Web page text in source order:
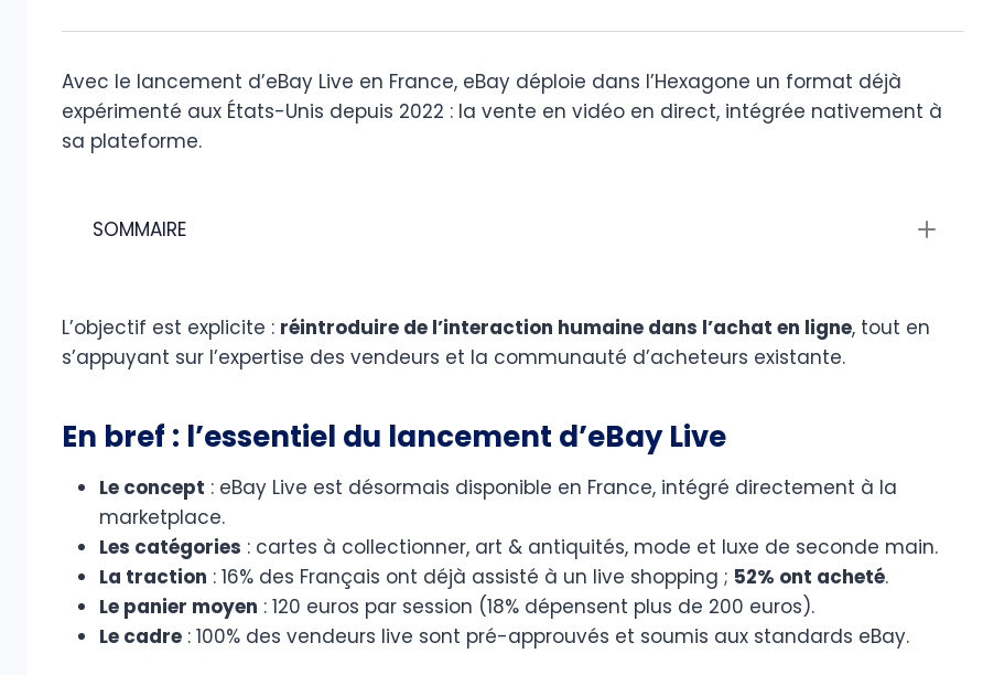
Avec le lancement d’eBay Live en France, eBay déploie dans l’Hexagone un format déjà
expérimenté aux États-Unis depuis 2022 : la vente en vidéo en direct, intégrée nativement à
sa plateforme.
SOMMAIRE
L’objectif est explicite : réintroduire de l’interaction humaine dans l’achat en ligne, tout en
s’appuyant sur l’expertise des vendeurs et la communauté d’acheteurs existante.
En bref : l’essentiel du lancement d’eBay Live
Le concept : eBay Live est désormais disponible en France, intégré directement à la
marketplace.
Les catégories : cartes à collectionner, art & antiquités, mode et luxe de seconde main.
La traction : 16% des Français ont déjà assisté à un live shopping ; 52% ont acheté.
Le panier moyen : 120 euros par session (18% dépensent plus de 200 euros).
Le cadre : 100% des vendeurs live sont pré-approuvés et soumis aux standards eBay.